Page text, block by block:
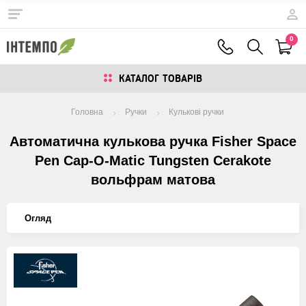
0
КАТАЛОГ ТОВАРIВ
Головна Ручки Кулькові ручки
Автоматична кулькова ручка Fisher Space
Pen Cap-O-Matic Tungsten Cerakote
вольфрам матова
Огляд
Изображения
товаров